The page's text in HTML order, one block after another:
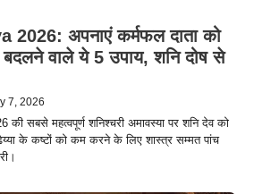
अपनाएं कर्मफल दाता को
वाले ये 5 उपाय, शनि दोष से
7, 2026
सबसे महत्वपूर्ण शनिश्चरी अमावस्या पर शनि देव को
के कष्टों को कम करने के लिए शास्त्र सम्मत पांच